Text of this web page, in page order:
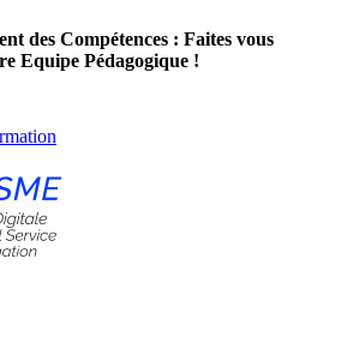
des Compétences : Faites vous
Equipe Pédagogique !